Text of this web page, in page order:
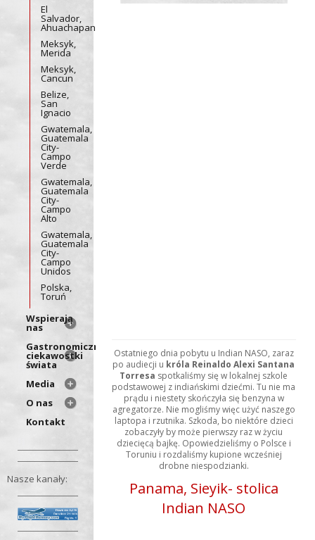
El
Salvador,
Ahuachapan
Meksyk,
Merida
Meksyk,
Cancun
Belize,
San
Ignacio
Gwatemala,
Guatemala
City-
Campo
Verde
Gwatemala,
Guatemala
City-
Campo
Alto
Gwatemala,
Guatemala
City-
Campo
Unidos
Polska,
Toruń
Wspierają
nas
Gastronomiczne
ciekawostki
świata
Media
O nas
Kontakt
Nasze kanały:
Ostatniego dnia pobytu u Indian NASO, zaraz
po audiecji u króla Reinaldo Alexi Santana
Torresa spotkaliśmy się w lokalnej szkole
podstawowej z indiańskimi dziećmi. Tu nie ma
prądu i niestety skończyła się benzyna w
agregatorze. Nie mogliśmy więc użyć naszego
laptopa i rzutnika. Szkoda, bo niektóre dzieci
zobaczyły by może pierwszy raz w życiu
dziecięcą bajkę. Opowiedzieliśmy o Polsce i
Toruniu i rozdaliśmy kupione wcześniej
drobne niespodzianki.
Panama, Sieyik- stolica
Indian NASO